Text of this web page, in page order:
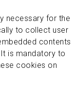
necessary for the
to collect user
contents
is mandatory to
cookies on